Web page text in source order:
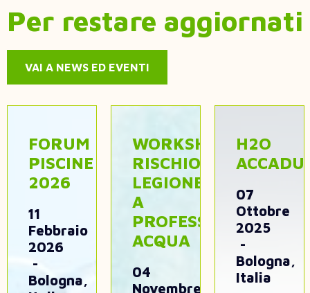
Per restare aggiornati
VAI A NEWS ED EVENTI
FORUM
PISCINE
2026
11
Febbraio
2026
Bologna,
WORKSHOP
RISCHIO
LEGIONELLOSI
A
PROFESSIONE
ACQUA
04
Novembre
H2O
07
Ottobre
2025
Bologna,
Italia